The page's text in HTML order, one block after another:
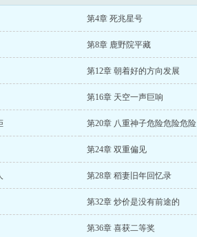
第4章 死兆星号
第8章 鹿野院平藏
第12章 朝着好的方向发展
第16章 天空一声巨响
第20章 八重神子危险危险危险
第24章 双重偏见
第28章 稻妻旧年回忆录
第32章 炒价是没有前途的
第36章 喜获二等奖